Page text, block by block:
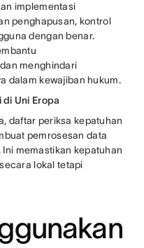
implementasi
penghapusan, kontrol
dengan benar.
menghindari
dalam kewajiban hukum.
Uni Eropa
daftar periksa kepatuhan
pemrosesan data
memastikan kepatuhan
lokal tetapi